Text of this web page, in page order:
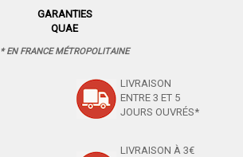
GARANTIES
QUAE
* EN FRANCE MÉTROPOLITAINE
LIVRAISON
ENTRE 3 ET 5
JOURS OUVRÉS*
LIVRAISON À 3€